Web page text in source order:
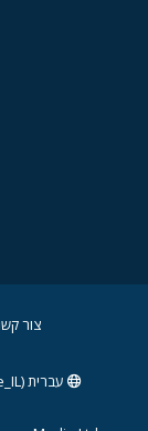
צור
עברית (he_IL)